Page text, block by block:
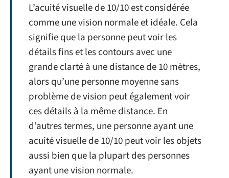
L’acuité visuelle de 10/10 est considérée
comme une vision normale et idéale. Cela
signifie que la personne peut voir les
détails fins et les contours avec une
grande clarté à une distance de 10 mètres,
alors qu’une personne moyenne sans
problème de vision peut également voir
ces détails à la même distance. En
d’autres termes, une personne ayant une
acuité visuelle de 10/10 peut voir les objets
aussi bien que la plupart des personnes
ayant une vision normale.